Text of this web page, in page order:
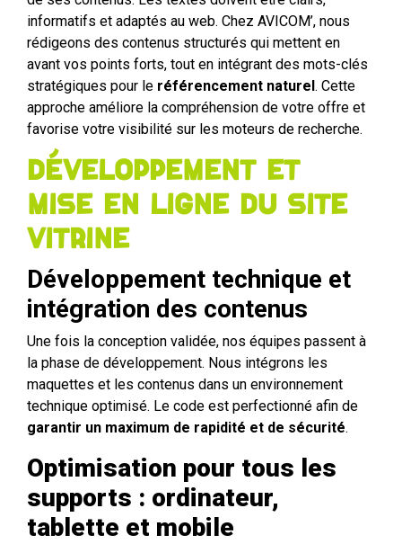
informatifs et adaptés au web. Chez AVICOM’, nous
rédigeons des contenus structurés qui mettent en
avant vos points forts, tout en intégrant des mots-clés
stratégiques pour le référencement naturel . Cette
approche améliore la compréhension de votre offre et
favorise votre visibilité sur les moteurs de recherche.
Développement et
mise en ligne du site
vitrine
Développement technique et
intégration des contenus
Une fois la conception validée, nos équipes passent à
la phase de développement. Nous intégrons les
maquettes et les contenus dans un environnement
technique optimisé. Le code est perfectionné afin de
garantir un maximum de rapidité et de sécurité.
Optimisation pour tous les
supports : ordinateur,
tablette et mobile